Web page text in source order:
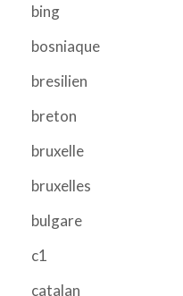
bing
bosniaque
bresilien
breton
bruxelle
bruxelles
bulgare
c1
catalan